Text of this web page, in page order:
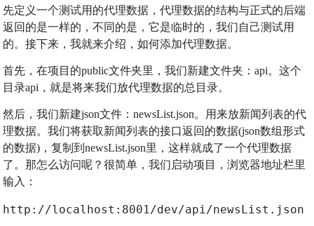
先定义一个测试用的代理数据，代理数据的结构与正式的后端
返回的是一样的，不同的是，它是临时的，我们自己测试用
的。接下来，我就来介绍，如何添加代理数据。
首先，在项目的public文件夹里，我们新建文件夹：api。这个
目录api，就是将来我们放代理数据的总目录。
然后，我们新建json文件：newsList.json。用来放新闻列表的代
理数据。我们将获取新闻列表的接口返回的数据(json数组形式
的数据)，复制到newsList.json里，这样就成了一个代理数据
了。那怎么访问呢？很简单，我们启动项目，浏览器地址栏里
输入：
http://localhost:8001/dev/api/newsList.json